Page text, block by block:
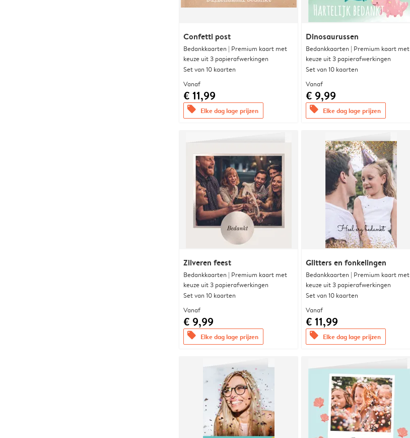
Confetti post
Bedankkaarten | Premium kaart met
keuze uit 3 papierafwerkingen
Set van 10 kaarten
Vanaf
€ 11,99
offers Elke dag lage prijzen
Dinosaurussen
Bedankkaarten | Premium kaart met
keuze uit 3 papierafwerkingen
Set van 10 kaarten
Vanaf
€ 9,99
offers Elke dag lage prijzen
Zilveren feest
Bedankkaarten | Premium kaart met
keuze uit 3 papierafwerkingen
Set van 10 kaarten
Vanaf
€ 9,99
offers Elke dag lage prijzen
Glitters en fonkelingen
Bedankkaarten | Premium kaart met
keuze uit 3 papierafwerkingen
Set van 10 kaarten
Vanaf
€ 11,99
offers Elke dag lage prijzen